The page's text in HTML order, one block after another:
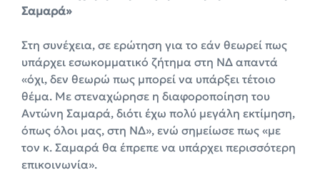
Σαμαρά»
Στη συνέχεια, σε ερώτηση για το εάν θεωρεί πως
υπάρχει εσωκομματικό ζήτημα στη ΝΔ απαντά
«όχι, δεν θεωρώ πως μπορεί να υπάρξει τέτοιο
θέμα. Με στεναχώρησε η διαφοροποίηση του
Αντώνη Σαμαρά, διότι έχω πολύ μεγάλη εκτίμηση,
όπως όλοι μας, στη ΝΔ», ενώ σημείωσε πως «με
τον κ. Σαμαρά θα έπρεπε να υπάρχει περισσότερη
επικοινωνία».